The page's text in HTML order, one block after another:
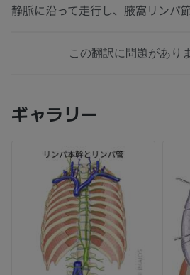
静脈に沿って走行し、腋窩リンパ
この翻訳に問題があり
ギャラリー